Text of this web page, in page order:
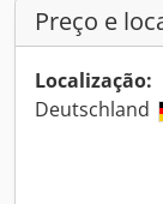
Preço e
Localização:
Deutschland